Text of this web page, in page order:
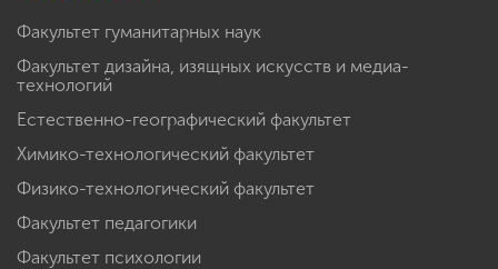
Факультет гуманитарных наук
Факультет дизайна, изящных искусств и медиа-
технологий
Естественно-географический факультет
Химико-технологический факультет
Физико-технологический факультет
Факультет педагогики
Факультет психологии